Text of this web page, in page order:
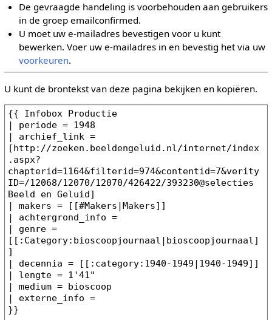
De gevraagde handeling is voorbehouden aan gebruikers
in de groep emailconfirmed.
U moet uw e-mailadres bevestigen voor u kunt
bewerken. Voer uw e-mailadres in en bevestig het via uw
voorkeuren.
U kunt de brontekst van deze pagina bekijken en kopiëren.